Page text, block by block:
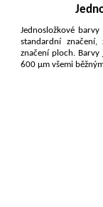
Jednosložkové
standardní
značení ploch.
600 µm všemi